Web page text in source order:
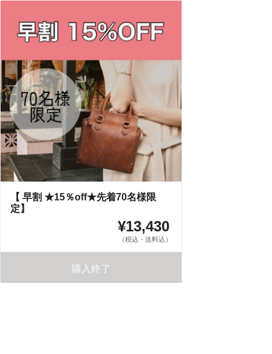
【 早割 ★15％off★先着70名様限
定】
¥13,430
（税込・送料込）
購入終了